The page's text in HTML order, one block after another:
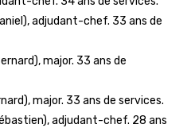
adjudant-chef. 33 ans de
major. 33 ans de
major. 33 ans de services.
adjudant-chef. 28 ans